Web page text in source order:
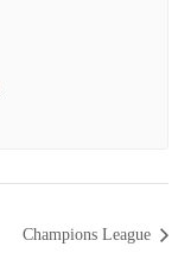
Champions League